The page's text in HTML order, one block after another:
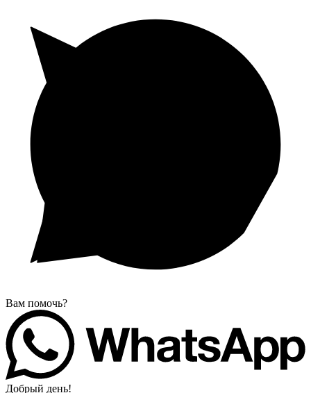
Вам помочь?
Добрый день!